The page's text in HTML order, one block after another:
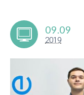
09.09
2019